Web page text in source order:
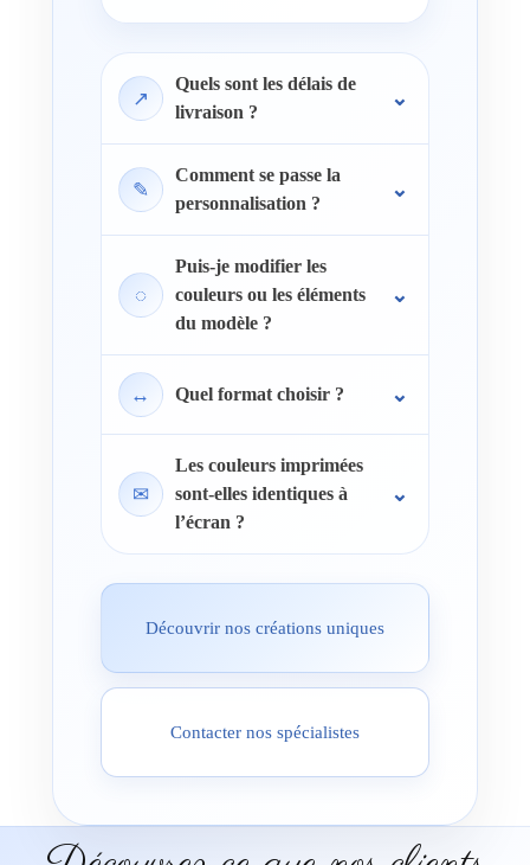
↗
Quels sont les délais de
livraison ?
✎
Comment se passe la
personnalisation ?
◌
Puis-je modifier les
couleurs ou les éléments
du modèle ?
↔ Quel format choisir ?
✉
Les couleurs imprimées
sont-elles identiques à
l’écran ?
Découvrir nos créations uniques
Contacter nos spécialistes